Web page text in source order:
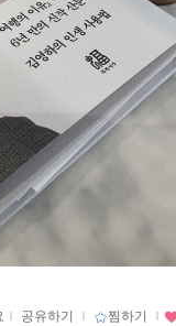
ｌ 공유하기 ｌ 찜하기 ｌ